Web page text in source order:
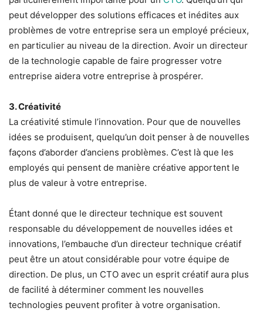
peut développer des solutions efficaces et inédites aux
problèmes de votre entreprise sera un employé précieux,
en particulier au niveau de la direction. Avoir un directeur
de la technologie capable de faire progresser votre
entreprise aidera votre entreprise à prospérer.
3. Créativité
La créativité stimule l’innovation. Pour que de nouvelles
idées se produisent, quelqu’un doit penser à de nouvelles
façons d’aborder d’anciens problèmes. C’est là que les
employés qui pensent de manière créative apportent le
plus de valeur à votre entreprise.
Étant donné que le directeur technique est souvent
responsable du développement de nouvelles idées et
innovations, l’embauche d’un directeur technique créatif
peut être un atout considérable pour votre équipe de
direction. De plus, un CTO avec un esprit créatif aura plus
de facilité à déterminer comment les nouvelles
technologies peuvent profiter à votre organisation.